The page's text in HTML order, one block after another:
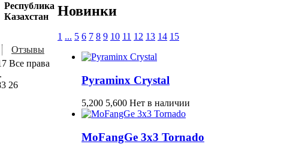
Новинки
1 ... 5 6 7 8 9 10 11 12 13 14 15
Pyraminx Crystal
5,200 5,600 Нет в наличии
MoFangGe 3x3 Tornado
Отзывы
Республика
Казахстан
Все права
26